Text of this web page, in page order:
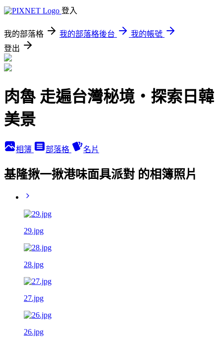
登入
我的部落格 我的部落格後台
我的帳號
登出
肉魯 走遍台灣秘境・探索日韓
美景
相簿 部落格 名片
基隆揪一揪港味面具派對 的相簿照片
29.jpg
28.jpg
27.jpg
26.jpg